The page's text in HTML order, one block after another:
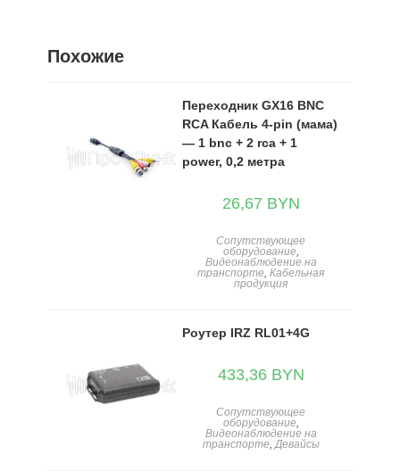
Похожие
Сопутствующее
оборудование,
Видеонаблюдение на
транспорте,Кабельная
продукция
Переходник GX16 BNC
RCA Кабель 4-pin (мама)
— 1 bnc + 2 rca + 1
power, 0,2 метра
26,67 BYN
Сопутствующее
оборудование,
Видеонаблюдение на
транспорте,Девайсы
Роутер IRZ RL01+4G
433,36 BYN